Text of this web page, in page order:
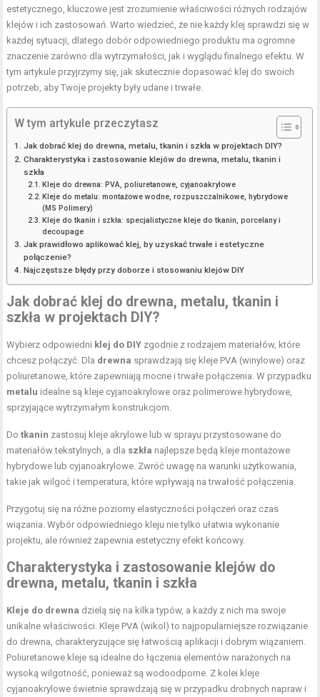
estetycznego, kluczowe jest zrozumienie właściwości różnych rodzajów
klejów i ich zastosowań. Warto wiedzieć, że nie każdy klej sprawdzi się w
każdej sytuacji, dlatego dobór odpowiedniego produktu ma ogromne
znaczenie zarówno dla wytrzymałości, jak i wyglądu finalnego efektu. W
tym artykule przyjrzymy się, jak skutecznie dopasować klej do swoich
potrzeb, aby Twoje projekty były udane i trwałe.
W tym artykule przeczytasz
Jak dobrać klej do drewna, metalu, tkanin i szkła w projektach DIY?
Charakterystyka i zastosowanie klejów do drewna, metalu, tkanin i
szkła
Kleje do drewna: PVA, poliuretanowe, cyjanoakrylowe
Kleje do metalu: montażowe wodne, rozpuszczalnikowe, hybrydowe
(MS Polimery)
Kleje do tkanin i szkła: specjalistyczne kleje do tkanin, porcelany i
decoupage
Jak prawidłowo aplikować klej, by uzyskać trwałe i estetyczne
połączenie?
Najczęstsze błędy przy doborze i stosowaniu klejów DIY
Jak dobrać klej do drewna, metalu, tkanin i
szkła w projektach DIY?
Wybierz odpowiedni klej do DIY zgodnie z rodzajem materiałów, które
chcesz połączyć. Dla drewna sprawdzają się kleje PVA (winylowe) oraz
poliuretanowe, które zapewniają mocne i trwałe połączenia. W przypadku
metalu idealne są kleje cyjanoakrylowe oraz polimerowe hybrydowe,
sprzyjające wytrzymałym konstrukcjom.
Dotkanin zastosuj kleje akrylowe lub w sprayu przystosowane do
materiałów tekstylnych, a dla szkła najlepsze będą kleje montażowe
hybrydowe lub cyjanoakrylowe. Zwróć uwagę na warunki użytkowania,
takie jak wilgoć i temperatura, które wpływają na trwałość połączenia.
Przygotuj się na różne poziomy elastyczności połączeń oraz czas
wiązania. Wybór odpowiedniego kleju nie tylko ułatwia wykonanie
projektu, ale również zapewnia estetyczny efekt końcowy.
Charakterystyka i zastosowanie klejów do
drewna, metalu, tkanin i szkła
Kleje do drewna dzielą się na kilka typów, a każdy z nich ma swoje
unikalne właściwości. Kleje PVA (wikol) to najpopularniejsze rozwiązanie
do drewna, charakteryzujące się łatwością aplikacji i dobrym wiązaniem.
Poliuretanowe kleje są idealne do łączenia elementów narażonych na
wysoką wilgotność, ponieważ są wodoodporne. Z kolei kleje
cyjanoakrylowe świetnie sprawdzają się w przypadku drobnych napraw i